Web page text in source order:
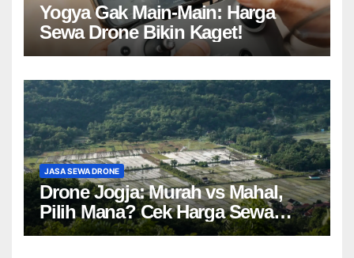
Yogya Gak Main-Main: Harga
Sewa Drone Bikin Kaget!
JASA SEWA DRONE
Drone Jogja: Murah vs Mahal,
Pilih Mana? Cek Harga Sewa
Drone Yogyakarta!